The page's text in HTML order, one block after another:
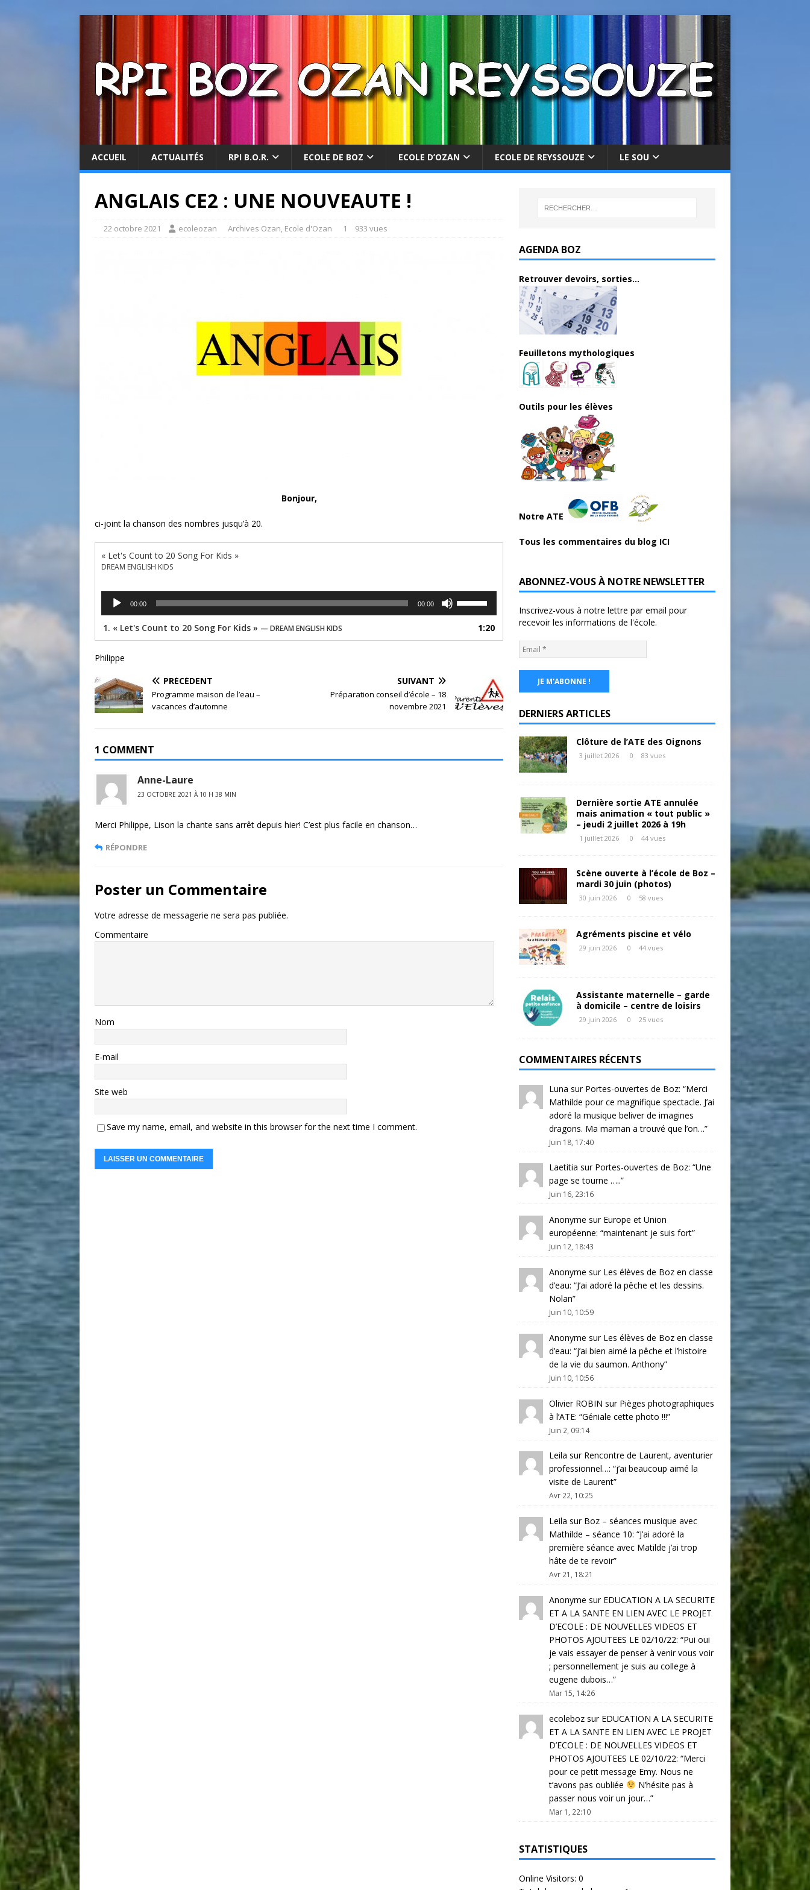
ACCUEIL ACTUALITÉS RPI B.O.R. ECOLE DE BOZ ECOLE D’OZAN ECOLE DE REYSSOUZE LE SOU
ANGLAIS CE2 : UNE NOUVEAUTE !
22 octobre 2021 ecoleozan Archives Ozan, Ecole d'Ozan 1 933 vues
Bonjour,
ci-joint la chanson des nombres jusqu’à 20.
« Let's Count to 20 Song For Kids »
DREAM ENGLISH KIDS
Lecteur
audio
00:00 00:00
diminuer
le
volume.
1. « Let's Count to 20 Song For Kids » — DREAM ENGLISH KIDS 1:20
Philippe
PRÉCÉDENT
Programme maison de l’eau –
vacances d’automne
SUIVANT
Préparation conseil d’école – 18
novembre 2021
1 COMMENT
Anne-Laure
23 OCTOBRE 2021 À 10 H 38 MIN
Merci Philippe, Lison la chante sans arrêt depuis hier! C’est plus facile en chanson…
RÉPONDRE
Poster un Commentaire
Votre adresse de messagerie ne sera pas publiée.
Commentaire
Nom
E-mail
Site web
Save my name, email, and website in this browser for the next time I comment.
AGENDA BOZ
Retrouver devoirs, sorties...
Feuilletons mythologiques
Outils pour les élèves
Notre ATE
Tous les commentaires du blog ICI
ABONNEZ-VOUS À NOTRE NEWSLETTER
Inscrivez-vous à notre lettre par email pour
recevoir les informations de l'école.
DERNIERS ARTICLES
Clôture de l’ATE des Oignons
3 juillet 2026 0 83 vues
Dernière sortie ATE annulée
mais animation « tout public »
– jeudi 2 juillet 2026 à 19h
1 juillet 2026 0 44 vues
Scène ouverte à l’école de Boz –
mardi 30 juin (photos)
30 juin 2026 0 58 vues
Agréments piscine et vélo
29 juin 2026 0 44 vues
Assistante maternelle – garde
à domicile – centre de loisirs
29 juin 2026 0 25 vues
COMMENTAIRES RÉCENTS
Luna sur Portes-ouvertes de Boz: “Merci
Mathilde pour ce magnifique spectacle. J’ai
adoré la musique beliver de imagines
dragons. Ma maman a trouvé que l’on…”
Juin 18, 17:40
Laetitia sur Portes-ouvertes de Boz: “Une
page se tourne …..”
Juin 16, 23:16
Anonyme sur Europe et Union
européenne: “maintenant je suis fort”
Juin 12, 18:43
Anonyme sur Les élèves de Boz en classe
d’eau: “J’ai adoré la pêche et les dessins.
Nolan”
Juin 10, 10:59
Anonyme sur Les élèves de Boz en classe
d’eau: “j’ai bien aimé la pêche et l’histoire
de la vie du saumon. Anthony”
Juin 10, 10:56
Olivier ROBIN sur Pièges photographiques
à l’ATE: “Géniale cette photo !!!”
Juin 2, 09:14
Leila sur Rencontre de Laurent, aventurier
professionnel…: “j’ai beaucoup aimé la
visite de Laurent”
Avr 22, 10:25
Leila sur Boz – séances musique avec
Mathilde – séance 10: “J’ai adoré la
première séance avec Matilde j’ai trop
hâte de te revoir”
Avr 21, 18:21
Anonyme sur EDUCATION A LA SECURITE
ET A LA SANTE EN LIEN AVEC LE PROJET
D’ECOLE : DE NOUVELLES VIDEOS ET
PHOTOS AJOUTEES LE 02/10/22: “Pui oui
je vais essayer de penser à venir vous voir
; personnellement je suis au college à
eugene dubois…”
Mar 15, 14:26
ecolebozsur EDUCATION A LA SECURITE
ET A LA SANTE EN LIEN AVEC LE PROJET
D’ECOLE : DE NOUVELLES VIDEOS ET
PHOTOS AJOUTEES LE 02/10/22: “Merci
pour ce petit message Emy. Nous ne
t’avons pas oubliée
N’hésite pas à
passer nous voir un jour…”
Mar 1, 22:10
STATISTIQUES
Online Visitors: 0